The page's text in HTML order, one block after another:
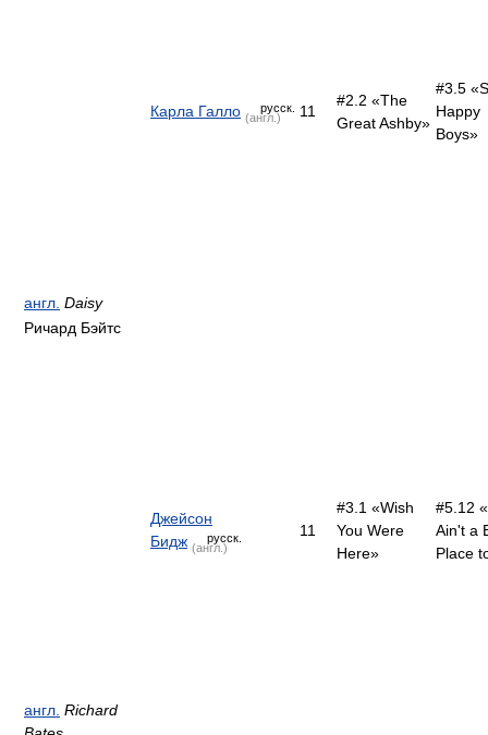
англ. Daisy
Карла Галло (англ.)
русск. 11
#2.2 «The
Great Ashby»
#3.5
Happy
Boys»
Ричард Бэйтс
англ. Richard
Джейсон
Бидж (англ.)
русск. 11
#3.1 «Wish
You Were
Here»
#5.12
Ain't a
Place